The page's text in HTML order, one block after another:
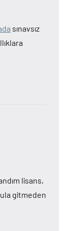
sınavsız
lisans,
gitmeden